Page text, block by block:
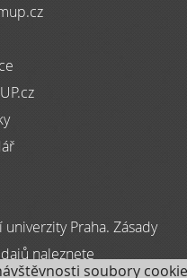
Praha. Zásady
naleznete
soubory